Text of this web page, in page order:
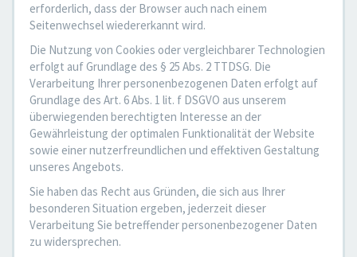
erforderlich, dass der Browser auch nach einem
Seitenwechsel wiedererkannt wird.
Die Nutzung von Cookies oder vergleichbarer Technologien
erfolgt auf Grundlage des § 25 Abs. 2 TTDSG. Die
Verarbeitung Ihrer personenbezogenen Daten erfolgt auf
Grundlage des Art. 6 Abs. 1 lit. f DSGVO aus unserem
überwiegenden berechtigten Interesse an der
Gewährleistung der optimalen Funktionalität der Website
sowie einer nutzerfreundlichen und effektiven Gestaltung
unseres Angebots.
Sie haben das Recht aus Gründen, die sich aus Ihrer
besonderen Situation ergeben, jederzeit dieser
Verarbeitung Sie betreffender personenbezogener Daten
zu widersprechen.